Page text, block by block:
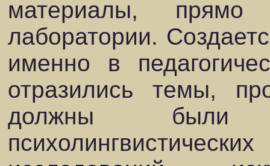
материалы, прямо
лаборатории.
именно в
отразились темы,
должны были